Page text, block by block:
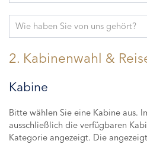
Wie haben Sie von uns gehört?
2. Kabinenwahl &
Kabine
Bitte wählen Sie eine Kabine aus.
ausschließlich die verfügbaren
Kategorie angezeigt. Die